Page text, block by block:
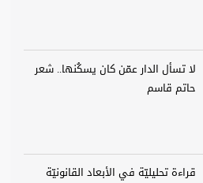
لا تسأل الدار عمّن كان يسكُنها.. شعر
حاتم قاسم
قراءة تحليليّة في الأبعاد القانونيّة